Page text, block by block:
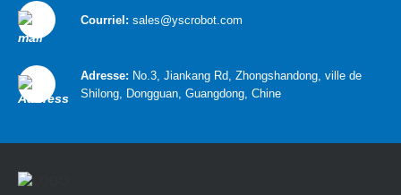
Courriel: sales@yscrobot.com
Adresse: No.3, Jiankang Rd, Zhongshandong, ville de
Shilong, Dongguan, Guangdong, Chine